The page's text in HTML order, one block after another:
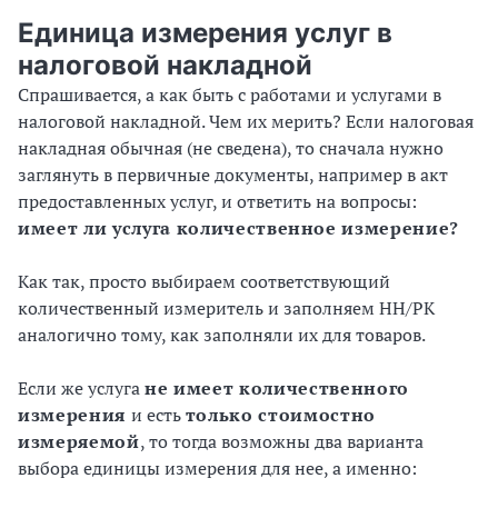
Единица измерения услуг в
налоговой накладной
Спрашивается, а как быть с работами и услугами в
налоговой накладной. Чем их мерить? Если налоговая
накладная обычная (не сведена), то сначала нужно
заглянуть в первичные документы, например в акт
предоставленных услуг, и ответить на вопросы:
имеет ли услуга количественное измерение?
Как так, просто выбираем соответствующий
количественный измеритель и заполняем НН/РК
аналогично тому, как заполняли их для товаров.
Если же услугане имеет количественного
измерения и естьтолько стоимостно
измеряемой, то тогда возможны два варианта
выбора единицы измерения для нее, а именно: